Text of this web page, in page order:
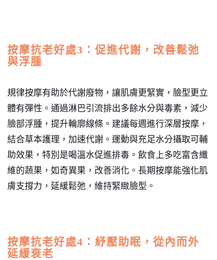
按摩抗老好處3：促進代謝，改善鬆弛
與浮腫
規律按摩有助於代謝廢物，讓肌膚更緊實，臉型更立
體有彈性。 通過淋巴引流排出多餘水分與毒素，減少
臉部浮腫，提升輪廓線條。建議每週進行深層按摩，
結合草本護理，加速代謝。運動與充足水分攝取可輔
助效果，特別是喝溫水促進排毒。飲食上多吃富含纖
維的蔬果，如奇異果，改善消化。長期按摩能強化肌
膚支撐力，延緩鬆弛，維持緊緻臉型。
按摩抗老好處4：紓壓助眠，從內而外
延緩衰老